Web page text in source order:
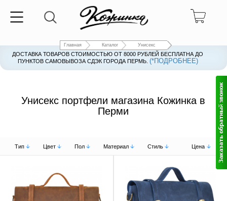
Главная Каталог Унисекс
ДОСТАВКА ТОВАРОВ СТОИМОСТЬЮ ОТ 8000 РУБЛЕЙ БЕСПЛАТНА ДО
ПУНКТОВ САМОВЫВОЗА СДЭК ГОРОДА ПЕРМЬ. (*ПОДРОБНЕЕ)
Унисекс портфели магазина Кожинка в
Перми
Тип Цвет Пол Материал Стиль Цена